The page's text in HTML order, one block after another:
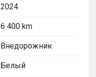
2024
6 400 km
Внедорожник
Белый